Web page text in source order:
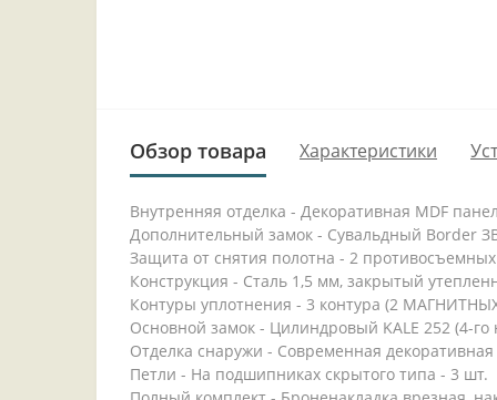
Обзор товара Характеристики
Внутренняя отделка - Декоративная MDF
Дополнительный замок - Сувальдный Border
Защита от снятия полотна - 2
Конструкция - Сталь 1,5 мм, закрытый
Контуры уплотнения - 3 контура (2
Основной замок - Цилиндровый KALE 252 (4-
Отделка снаружи - Современная
Петли - На подшипниках скрытого типа - 3 шт.